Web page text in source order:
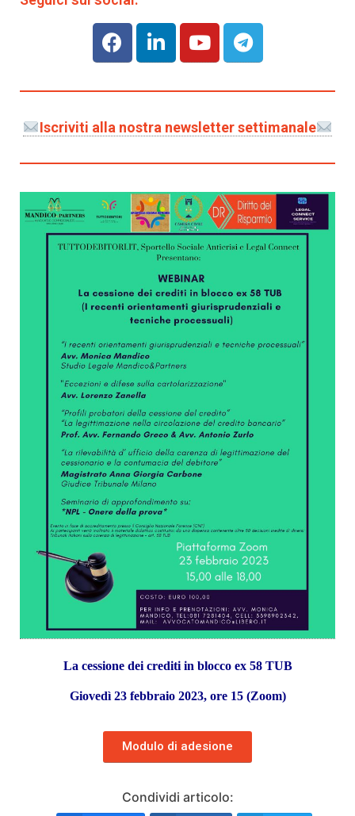
Iscriviti alla nostra newsletter settimanale
La cessione dei crediti in blocco ex 58 TUB
Giovedì 23 febbraio 2023, ore 15 (Zoom)
Modulo di adesione
Condividi articolo: